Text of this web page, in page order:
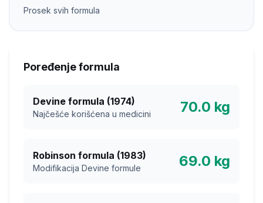
Prosek svih formula
Poređenje formula
Devine formula (1974)
Najčešće korišćena u medicini 70.0 kg
Robinson formula (1983)
Modifikacija Devine formule 69.0 kg